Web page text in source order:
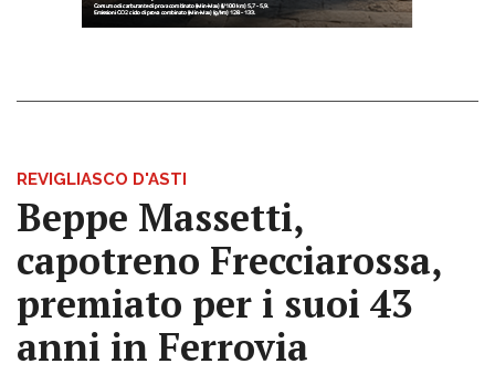
REVIGLIASCO D'ASTI
Beppe Massetti,
capotreno Frecciarossa,
premiato per i suoi 43
anni in Ferrovia